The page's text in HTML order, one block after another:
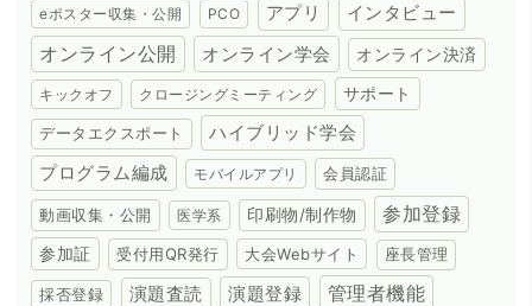
eポスター収集・公開 PCO アプリ インタビュー
オンライン公開 オンライン学会 オンライン決済
キックオフ クロージングミーティング サポート
データエクスポート
ハイブリッド学会
プログラム編成
モバイルアプリ 会員認証
動画収集・公開 医学系 印刷物/制作物 参加登録
参加証 受付用QR発行 大会Webサイト 座長管理
採否登録 演題査読 演題登録 管理者機能